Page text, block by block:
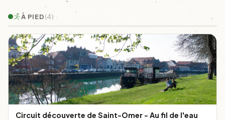
À PIED(4)
Circuit découverte de Saint-Omer - Au fil de l'eau